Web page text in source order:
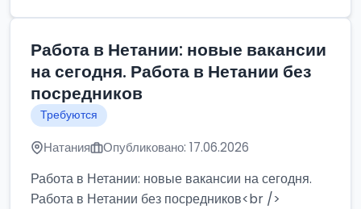
Работа в Нетании: новые вакансии
на сегодня. Работа в Нетании без
посредников
Требуются
Натания Опубликовано: 17.06.2026
Работа в Нетании: новые вакансии на сегодня.
Работа в Нетании без посредников<br />